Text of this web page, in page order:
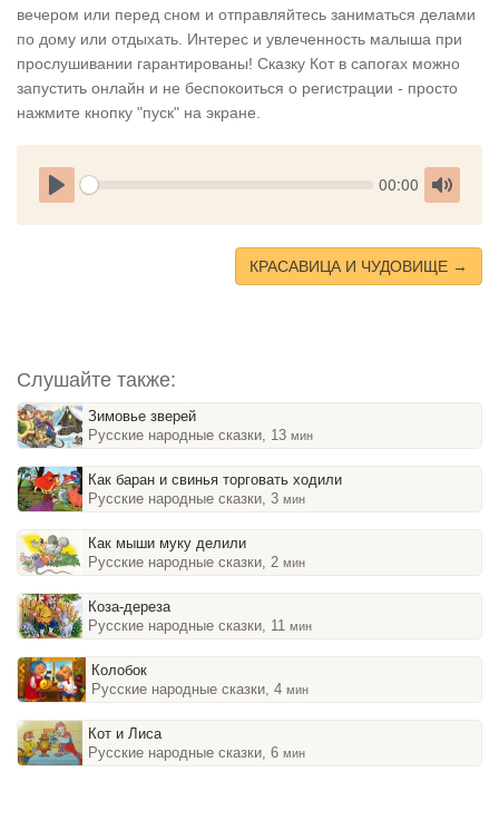
вечером или перед сном и отправляйтесь заниматься делами
по дому или отдыхать. Интерес и увлеченность малыша при
прослушивании гарантированы! Сказку Кот в сапогах можно
запустить онлайн и не беспокоиться о регистрации - просто
нажмите кнопку "пуск" на экране.
Play
Current
00:00
Toggle
КРАСАВИЦА И ЧУДОВИЩЕ →
Слушайте также:
Зимовье зверей
Русские народные сказки, 13 мин
Как баран и свинья торговать ходили
Русские народные сказки, 3 мин
Как мыши муку делили
Русские народные сказки, 2 мин
Коза-дереза
Русские народные сказки, 11 мин
Колобок
Русские народные сказки, 4 мин
Кот и Лиса
Русские народные сказки, 6 мин